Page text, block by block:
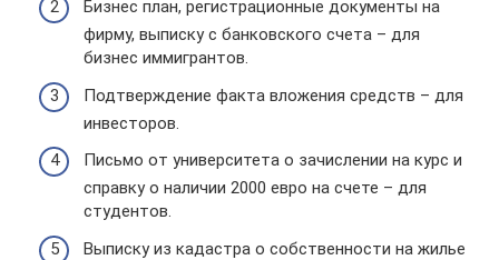
Бизнес план, регистрационные документы на
фирму, выписку с банковского счета – для
бизнес иммигрантов.
Подтверждение факта вложения средств – для
инвесторов.
Письмо от университета о зачислении на курс и
справку о наличии 2000 евро на счете – для
студентов.
Выписку из кадастра о собственности на жилье